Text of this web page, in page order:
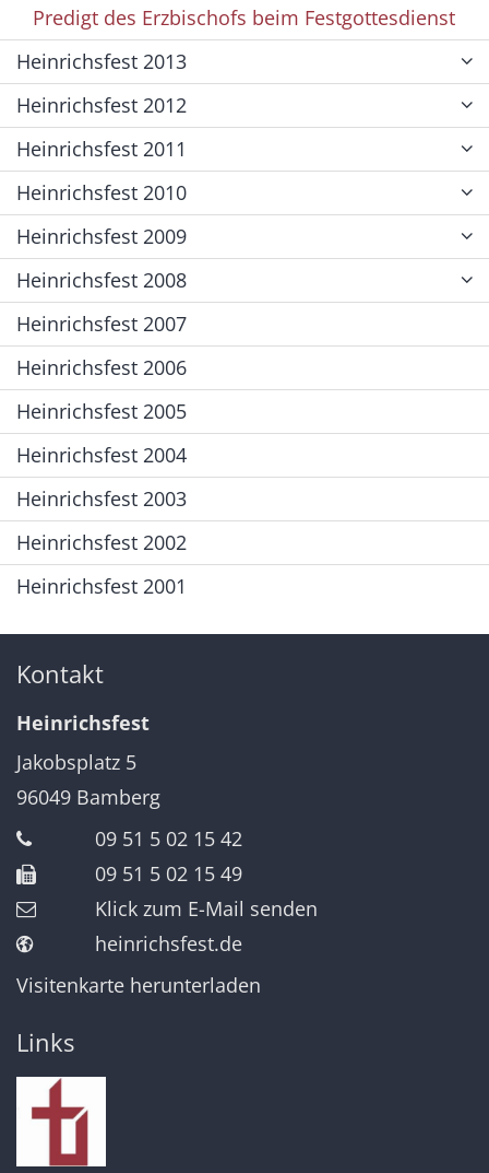
Predigt des Erzbischofs beim Festgottesdienst
Heinrichsfest 2013
Heinrichsfest 2012
Heinrichsfest 2011
Heinrichsfest 2010
Heinrichsfest 2009
Heinrichsfest 2008
Heinrichsfest 2007
Heinrichsfest 2006
Heinrichsfest 2005
Heinrichsfest 2004
Heinrichsfest 2003
Heinrichsfest 2002
Heinrichsfest 2001
Kontakt
Heinrichsfest
Jakobsplatz 5
96049 Bamberg
09 51 5 02 15 42
09 51 5 02 15 49
Klick zum E-Mail senden
heinrichsfest.de
Visitenkarte herunterladen
Links